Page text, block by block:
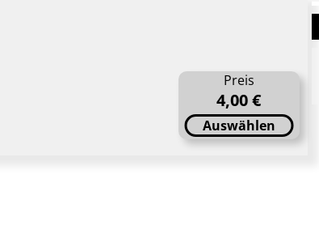
Preis
4,00 €
Auswählen